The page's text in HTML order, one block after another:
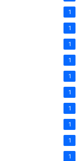
1
1
1
1
1
1
1
1
1
1